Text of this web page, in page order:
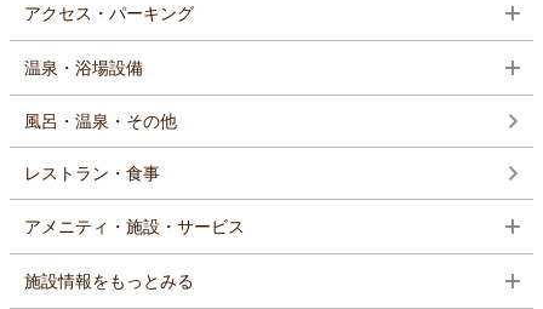
アクセス・パーキング
温泉・浴場設備
風呂・温泉・その他
レストラン・食事
アメニティ・施設・サービス
施設情報をもっとみる